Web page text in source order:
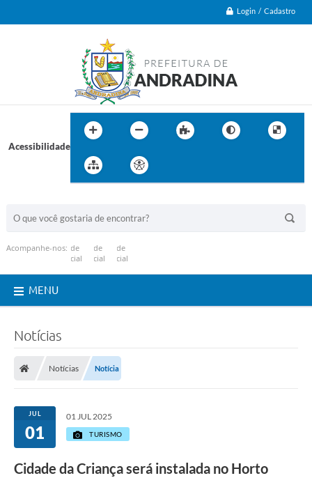
Login / Cadastro
Acessibilidade
Acompanhe-nos:
MENU
Notícias
Notícias Notícia
JUL
01
01 JUL 2025
TURISMO
Cidade da Criança será instalada no Horto